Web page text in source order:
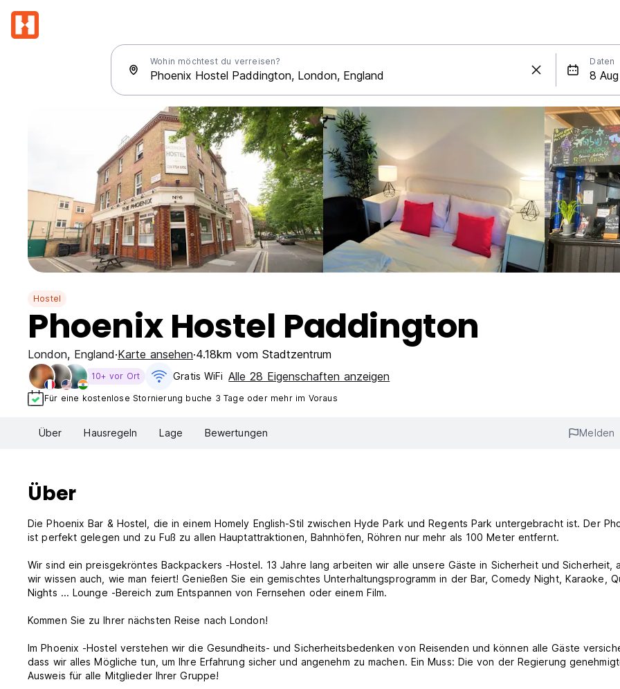
Wohin möchtest du verreisen? Daten
Hostel
Phoenix Hostel Paddington
London, England Karte ansehen 4.18km vom Stadtzentrum
10+ vor Ort Gratis WiFi Alle 28 Eigenschaften anzeigen
Für eine kostenlose Stornierung buche 3 Tage oder mehr im Voraus
Über Hausregeln Lage Bewertungen Melden
Über
Die Phoenix Bar & Hostel, die in einem Homely English-Stil zwischen Hyde Park und Regents Park untergebracht ist. Der
ist perfekt gelegen und zu Fuß zu allen Hauptattraktionen, Bahnhöfen, Röhren nur mehr als 100 Meter entfernt.
Wir sind ein preisgekröntes Backpackers -Hostel. 13 Jahre lang arbeiten wir alle unsere Gäste in Sicherheit und Sicherheit,
wir wissen auch, wie man feiert! Genießen Sie ein gemischtes Unterhaltungsprogramm in der Bar, Comedy Night, Karaoke,
Nights ... Lounge -Bereich zum Entspannen von Fernsehen oder einem Film.
Kommen Sie zu Ihrer nächsten Reise nach London!
Im Phoenix -Hostel verstehen wir die Gesundheits- und Sicherheitsbedenken von Reisenden und können alle Gäste
dass wir alles Mögliche tun, um Ihre Erfahrung sicher und angenehm zu machen. Ein Muss: Die von der Regierung
Ausweis für alle Mitglieder Ihrer Gruppe!